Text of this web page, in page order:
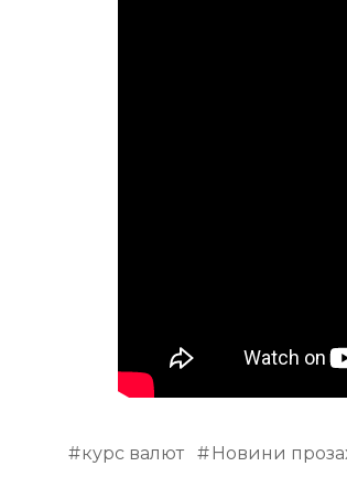
курс валют Новини